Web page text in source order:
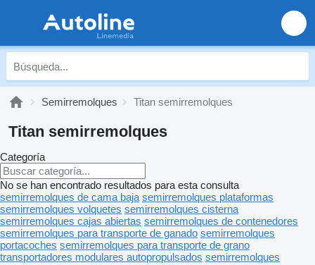
Semirremolques Titan semirremolques
Titan semirremolques
Categoría
No se han encontrado resultados para esta consulta
semirremolques de cama baja semirremolques plataformas
semirremolques volquetes semirremolques cisterna
semirremolques cajas abiertas semirremolques de contenedores
semirremolques para transporte de ganado semirremolques
portacoches semirremolques para transporte de grano
transportadores modulares autopropulsados semirremolques